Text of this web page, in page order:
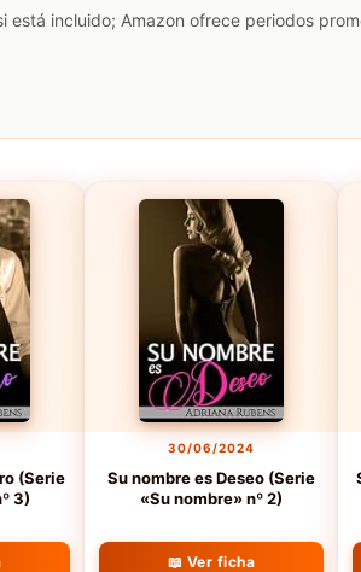
incluido; Amazon ofrece periodos
(Serie
3)
30/06/2024
Su nombre es Deseo (Serie
«Su nombre» nº 2)
📖 Ver ficha